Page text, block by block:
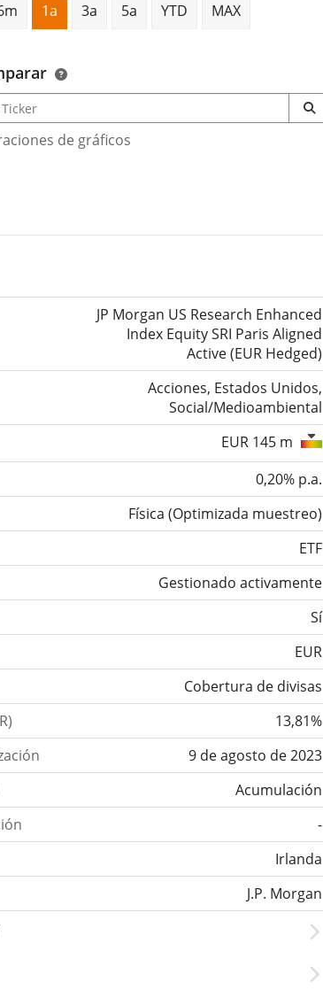
1a 3a 5a YTD MAX
de gráficos
JP Morgan US Research Enhanced
Index Equity SRI Paris Aligned
Active (EUR Hedged)
Acciones, Estados Unidos,
Social/Medioambiental
EUR 145 m
0,20% p.a.
Física (Optimizada muestreo)
ETF
Gestionado activamente
Sí
EUR
Cobertura de divisas
13,81%
9 de agosto de 2023
Acumulación
-
Irlanda
J.P. Morgan